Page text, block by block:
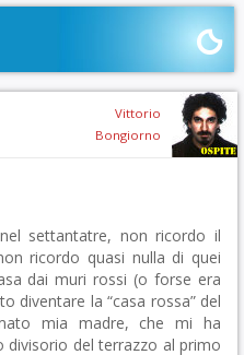
Vittorio
Bongiorno
settantatre, non ricordo il
ricordo quasi nulla di quei
dai muri rossi (o forse era
diventare la “casa rossa” del
mia madre, che mi ha
del terrazzo al primo